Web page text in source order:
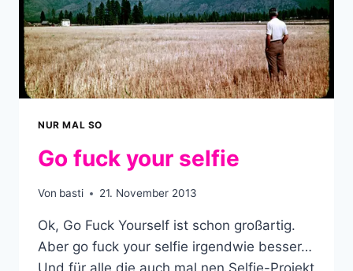
NUR MAL SO
Go fuck your selfie
Von basti 21. November 2013
Ok, Go Fuck Yourself ist schon großartig.
Aber go fuck your selfie irgendwie besser…